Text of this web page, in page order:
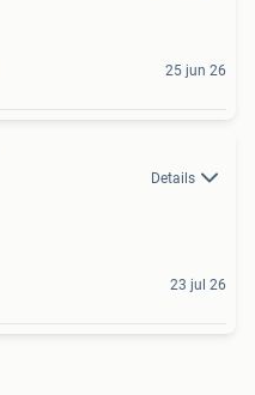
25 jun 26
Details
23 jul 26